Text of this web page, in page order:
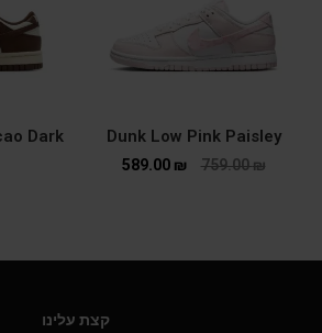
Dunk Low Pink Paisley
759.00₪
589.00 ₪
Dark
קצת עלינו